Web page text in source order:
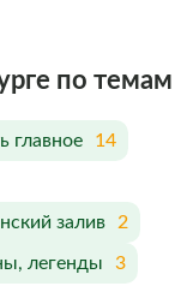
по темам
главное 14
залив 2
легенды 3